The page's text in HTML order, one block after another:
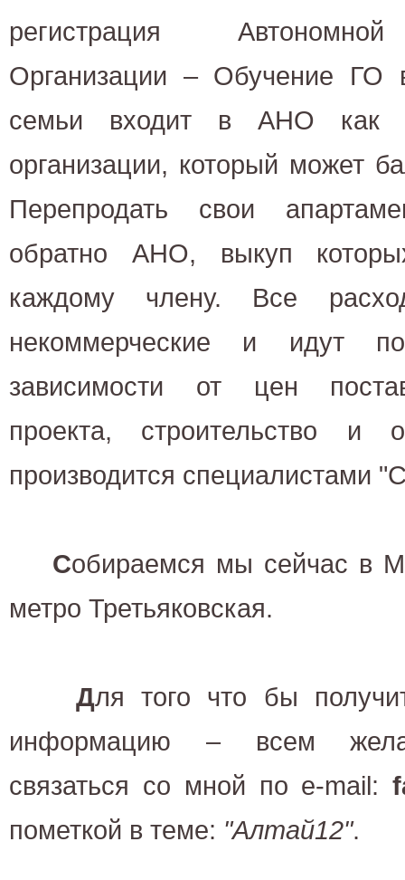
регистрация
Организации – Обучение
семьи входит в АНО как
организации, который может
Перепродать свои
обратно АНО, выкуп
каждому члену. Все
некоммерческие и идут
зависимости от цен
проекта, строительство и
производится специалистами
Собираемся мы сейчас в
метро Третьяковская.
Для того что бы
информацию – всем
связаться со мной по e-mail:
пометкой в теме: "Алтай12".